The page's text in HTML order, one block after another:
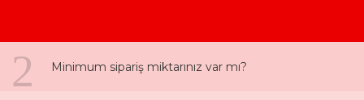
2 Minimum sipariş miktarınız var mı?